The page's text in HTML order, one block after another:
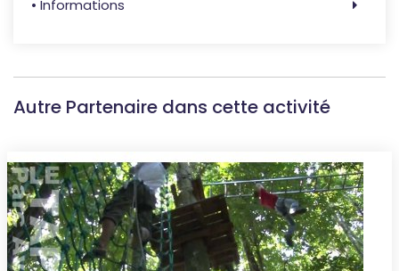
• Informations
Autre Partenaire dans cette activité